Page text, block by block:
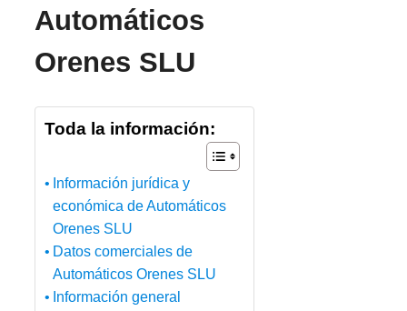
Automáticos
Orenes SLU
Toda la información:
Información jurídica y
económica de Automáticos
Orenes SLU
Datos comerciales de
Automáticos Orenes SLU
Información general